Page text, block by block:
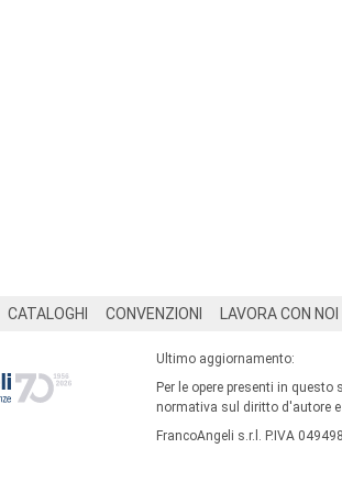
CATALOGHI CONVENZIONI LAVORA CON NOI
Ultimo aggiornamento:
Per le opere presenti in
normativa sul diritto d'autore
FrancoAngeli s.r.l. P.IVA